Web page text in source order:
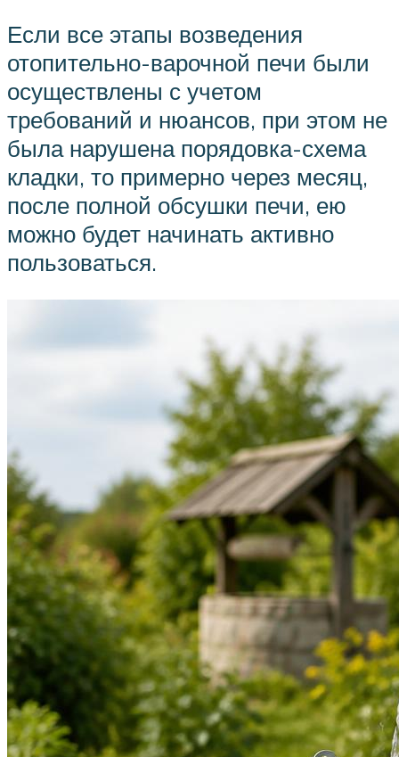
Если все этапы возведения
отопительно-варочной печи были
осуществлены с учетом
требований и нюансов, при этом не
была нарушена порядовка-схема
кладки, то примерно через месяц,
после полной обсушки печи, ею
можно будет начинать активно
пользоваться.